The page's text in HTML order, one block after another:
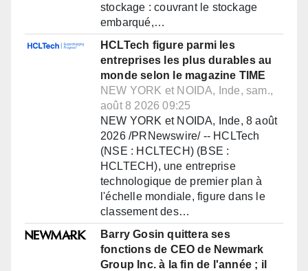
stockage : couvrant le stockage
embarqué,…
HCLTech figure parmi les
entreprises les plus durables au
monde selon le magazine TIME
NEW YORK et NOIDA, Inde, sam.,
août 8 2026 09:25
NEW YORK et NOIDA, Inde, 8 août
2026 /PRNewswire/ -- HCLTech
(NSE : HCLTECH) (BSE :
HCLTECH), une entreprise
technologique de premier plan à
l'échelle mondiale, figure dans le
classement des…
Barry Gosin quittera ses
fonctions de CEO de Newmark
Group Inc. à la fin de l'année ; il